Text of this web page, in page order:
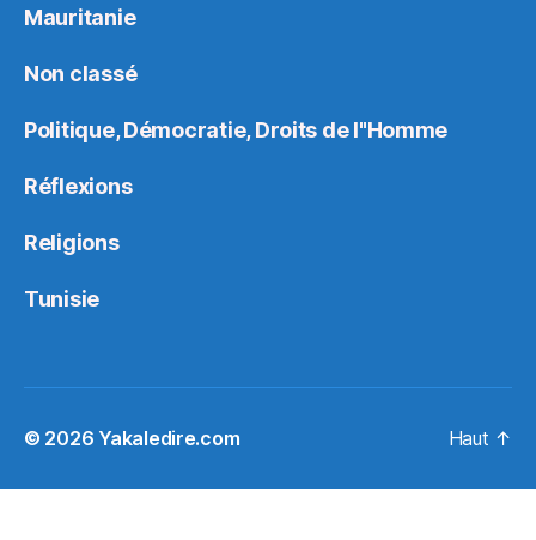
Mauritanie
Non classé
Politique, Démocratie, Droits de l"Homme
Réflexions
Religions
Tunisie
© 2026 Yakaledire.com Haut ↑